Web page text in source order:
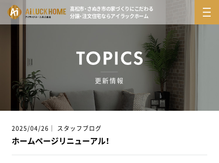
高松市・さぬき市の家づくりにこだわる
分譲・注文住宅ならアイラックホーム
更新情報
2025/04/26｜ スタッフブログ
ホームページリニューアル！